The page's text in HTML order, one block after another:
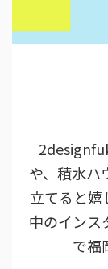
や、積水ハ
立てると嬉
中のインス
で福